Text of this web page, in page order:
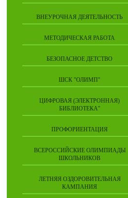
ВНЕУРОЧНАЯ ДЕЯТЕЛЬНОСТЬ
МЕТОДИЧЕСКАЯ РАБОТА
БЕЗОПАСНОЕ ДЕТСТВО
ШСК "ОЛИМП"
ЦИФРОВАЯ (ЭЛЕКТРОННАЯ)
БИБЛИОТЕКА"
ПРОФОРИЕНТАЦИЯ
ВСЕРОССИЙСКИЕ ОЛИМПИАДЫ
ШКОЛЬНИКОВ
ЛЕТНЯЯ ОЗДОРОВИТЕЛЬНАЯ
КАМПАНИЯ